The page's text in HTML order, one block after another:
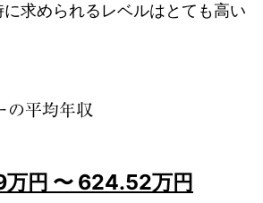
求められるレベルはとても高い
平均年収
円 〜 624.52万円